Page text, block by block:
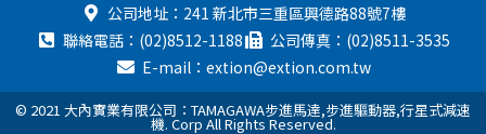
公司地址：241 新北市三重區興德路88號7樓
聯絡電話：(02)8512-1188
公司傳真：(02)8511-3535
E-mail：extion@extion.com.tw
© 2021 大內實業有限公司：TAMAGAWA步進馬達,步進驅動器,行星式減速
機. Corp All Rights Reserved.